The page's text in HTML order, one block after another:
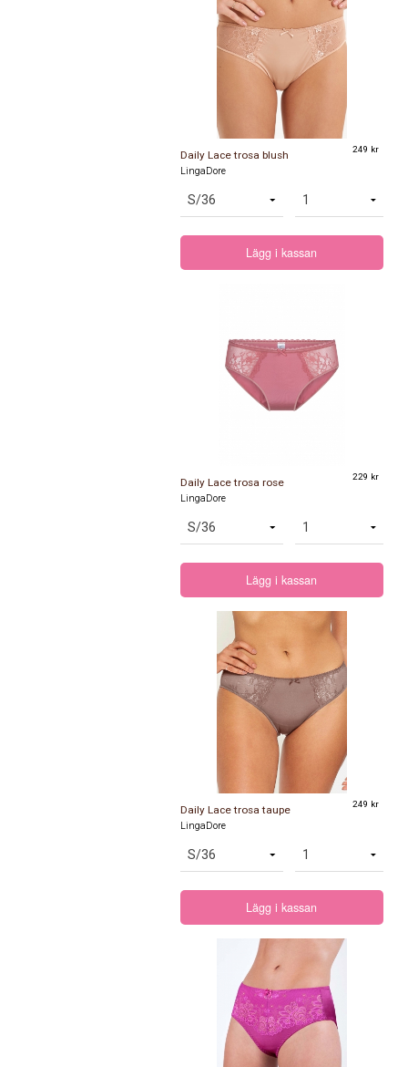
Daily Lace trosa blush 249 kr
LingaDore
Lägg i kassan
Daily Lace trosa rose 229 kr
LingaDore
Lägg i kassan
Daily Lace trosa taupe 249 kr
LingaDore
Lägg i kassan